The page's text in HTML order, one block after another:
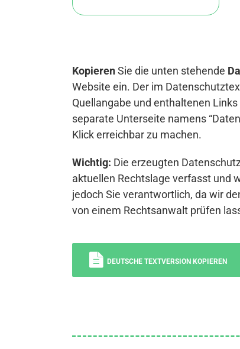
KopierenSie die unten stehende
Website ein. Der im
Quellangabe und enthaltenen
separate Unterseite namens
Klick erreichbar zu machen.
Wichtig: Die erzeugten
aktuellen Rechtslage verfasst und
jedoch Sie verantwortlich, da wir
von einem Rechtsanwalt prüfen
DEUTSCHE TEXTVERSION KOPIEREN